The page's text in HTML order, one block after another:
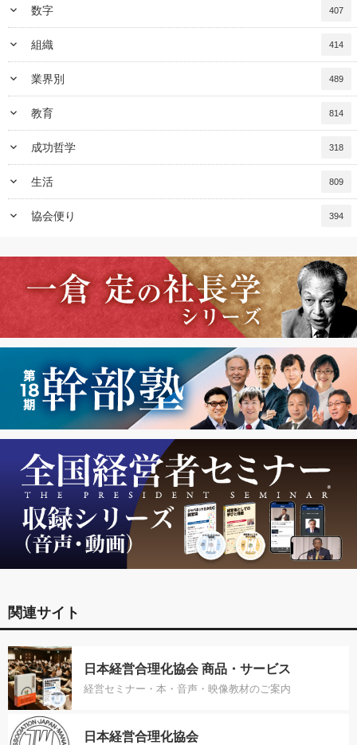
keyboard_arrow_down 数字 407
keyboard_arrow_down 組織 414
keyboard_arrow_down 業界別 489
keyboard_arrow_down 教育 814
keyboard_arrow_down 成功哲学 318
keyboard_arrow_down 生活 809
keyboard_arrow_down 協会便り 394
関連サイト
日本経営合理化協会 商品・サービス
経営セミナー・本・音声・映像教材のご案内
日本経営合理化協会